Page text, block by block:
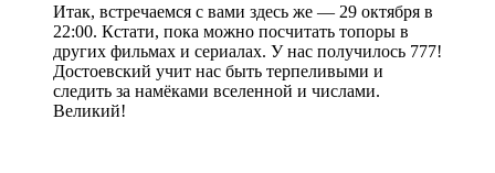
Итак, встречаемся с вами здесь же — 29 октября в
22:00. Кстати, пока можно посчитать топоры в
других фильмах и сериалах. У нас получилось 777!
Достоевский учит нас быть терпеливыми и
следить за намёками вселенной и числами.
Великий!